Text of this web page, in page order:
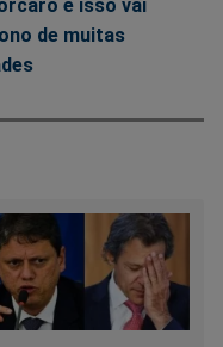
e isso vai
de muitas